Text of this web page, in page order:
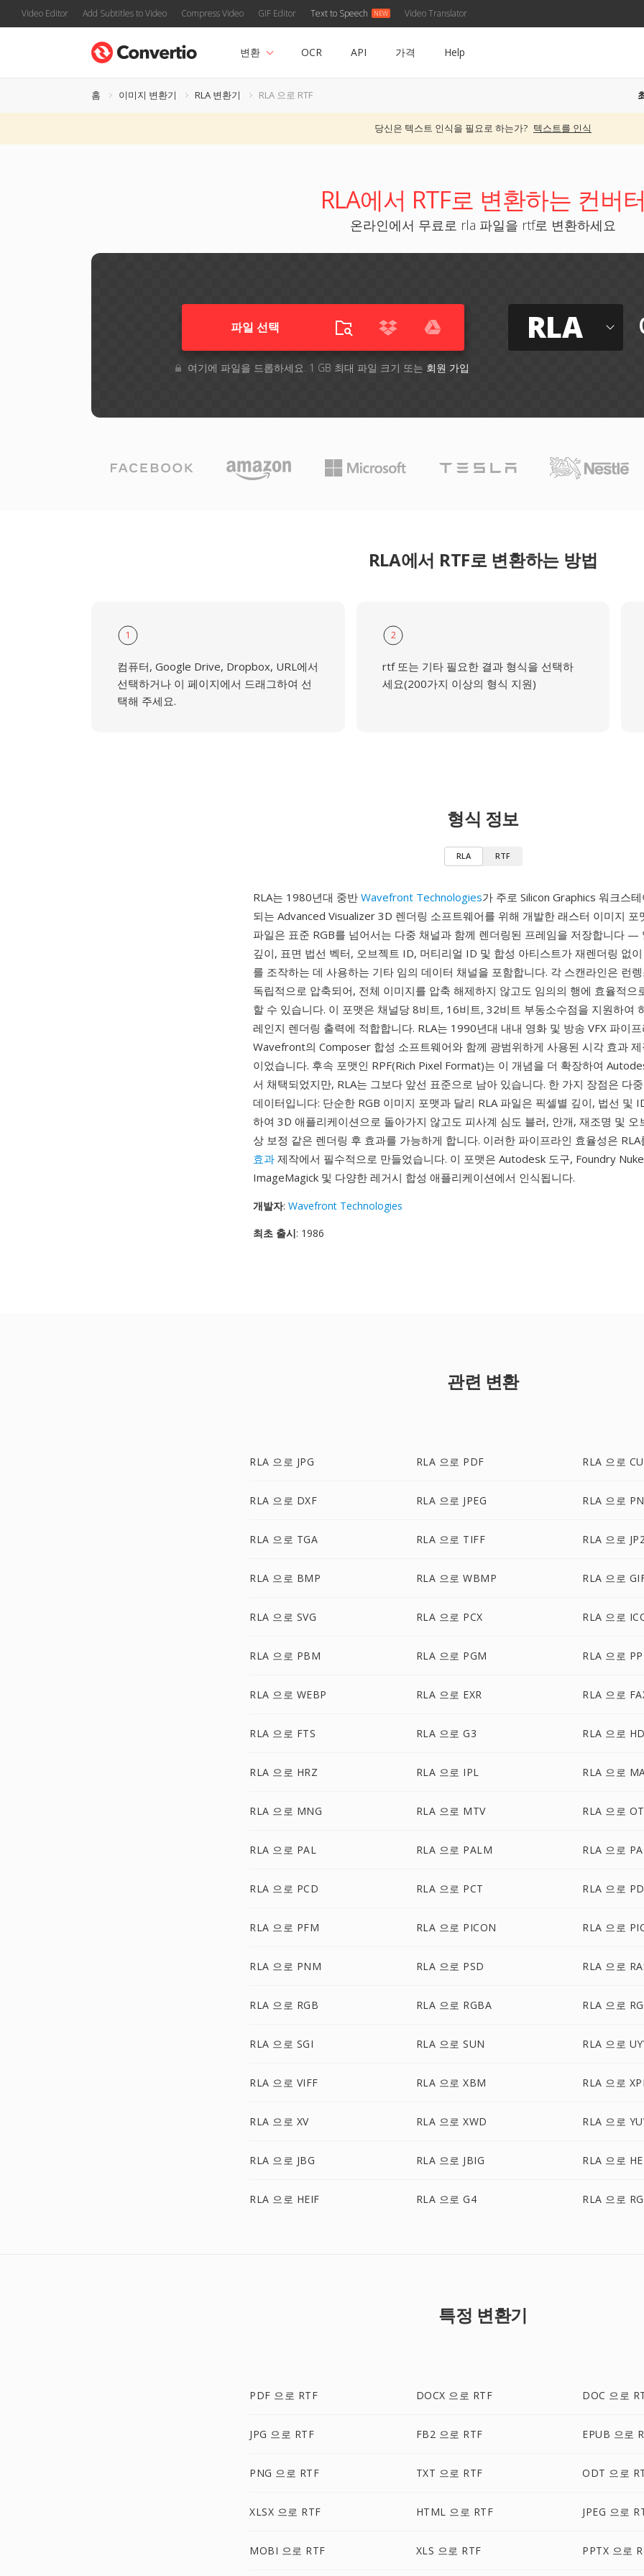
Video Editor Add Subtitles to Video Compress Video GIF Editor Text to Speech Video Translator
변환 OCR API 가격 Help
홈 이미지 변환기 RLA 변환기 RLA 으로 RTF
당신은 텍스트 인식을 필요로 하는가? 텍스트를 인식
RLA에서 RTF로 변환하는 컨버터
온라인에서 무료로 rla 파일을 rtf로 변환하세요
파일 선택
여기에 파일을 드롭하세요. 1 GB 최대 파일 크기 또는 회원 가입
RLA
RLA에서 RTF로 변환하는 방법
1
컴퓨터, Google Drive, Dropbox, URL에서
선택하거나 이 페이지에서 드래그하여 선
택해 주세요.
2
rtf 또는 기타 필요한 결과 형식을 선택하
세요(200가지 이상의 형식 지원)
형식 정보
RLA RTF
RLA는 1980년대 중반 Wavefront Technologies가 주로 Silicon Graphics 워크스
되는 Advanced Visualizer 3D 렌더링 소프트웨어를 위해 개발한 래스터 이미지 포
파일은 표준 RGB를 넘어서는 다중 채널과 함께 렌더링된 프레임을 저장합니다 —
깊이, 표면 법선 벡터, 오브젝트 ID, 머티리얼 ID 및 합성 아티스트가 재렌더링 없
를 조작하는 데 사용하는 기타 임의 데이터 채널을 포함합니다. 각 스캔라인은 런
독립적으로 압축되어, 전체 이미지를 압축 해제하지 않고도 임의의 행에 효율적으
할 수 있습니다. 이 포맷은 채널당 8비트, 16비트, 32비트 부동소수점을 지원하여
레인지 렌더링 출력에 적합합니다. RLA는 1990년대 내내 영화 및 방송 VFX 파이
Wavefront의 Composer 합성 소프트웨어와 함께 광범위하게 사용된 시각 효과 제
이었습니다. 후속 포맷인 RPF(Rich Pixel Format)는 이 개념을 더 확장하여
서 채택되었지만, RLA는 그보다 앞선 표준으로 남아 있습니다. 한 가지 장점은 다
데이터입니다: 단순한 RGB 이미지 포맷과 달리 RLA 파일은 픽셀별 깊이, 법선 및
하여 3D 애플리케이션으로 돌아가지 않고도 피사계 심도 블러, 안개, 재조명 및 오
상 보정 같은 렌더링 후 효과를 가능하게 합니다. 이러한 파이프라인 효율성은 RLA
효과 제작에서 필수적으로 만들었습니다. 이 포맷은 Autodesk 도구, Foundry
ImageMagick 및 다양한 레거시 합성 애플리케이션에서 인식됩니다.
개발자: Wavefront Technologies
최초 출시: 1986
관련 변환
RLA 으로 JPG RLA 으로 PDF RLA 으로
RLA 으로 DXF RLA 으로 JPEG RLA 으로
RLA 으로 TGA RLA 으로 TIFF RLA 으로
RLA 으로 BMP RLA 으로 WBMP RLA 으로
RLA 으로 SVG RLA 으로 PCX RLA 으로
RLA 으로 PBM RLA 으로 PGM RLA 으로
RLA 으로 WEBP RLA 으로 EXR RLA 으로
RLA 으로 FTS RLA 으로 G3 RLA 으로
RLA 으로 HRZ RLA 으로 IPL RLA 으로
RLA 으로 MNG RLA 으로 MTV RLA 으로
RLA 으로 PAL RLA 으로 PALM RLA 으로
RLA 으로 PCD RLA 으로 PCT RLA 으로
RLA 으로 PFM RLA 으로 PICON RLA 으로
RLA 으로 PNM RLA 으로 PSD RLA 으로
RLA 으로 RGB RLA 으로 RGBA RLA 으로
RLA 으로 SGI RLA 으로 SUN RLA 으로
RLA 으로 VIFF RLA 으로 XBM RLA 으로
RLA 으로 XV RLA 으로 XWD RLA 으로
RLA 으로 JBG RLA 으로 JBIG RLA 으로
RLA 으로 HEIF RLA 으로 G4 RLA 으로
특정 변환기
PDF 으로 RTF DOCX 으로 RTF DOC 으로
JPG 으로 RTF FB2 으로 RTF EPUB 으로
PNG 으로 RTF TXT 으로 RTF ODT 으로
XLSX 으로 RTF HTML 으로 RTF JPEG 으로
MOBI 으로 RTF XLS 으로 RTF PPTX 으로